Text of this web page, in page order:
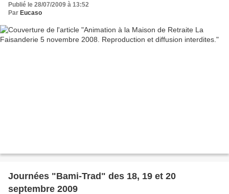
Publié le 28/07/2009 à 13:52
Par Eucaso
Journées "Bami-Trad" des 18, 19 et 20
septembre 2009